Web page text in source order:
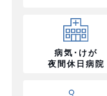
病気･けが
夜間休日病院